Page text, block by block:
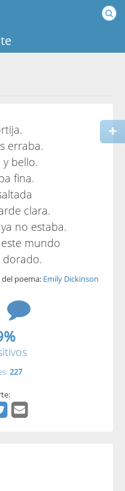
erraba.
y bello.
fina.
clara.
no estaba.
mundo
poema: Emily Dickinson
227